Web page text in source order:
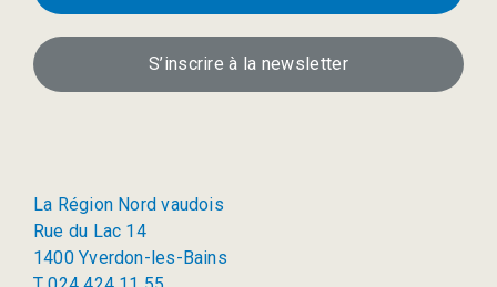
S’inscrire à la newsletter
La Région Nord vaudois
Rue du Lac 14
1400 Yverdon-les-Bains